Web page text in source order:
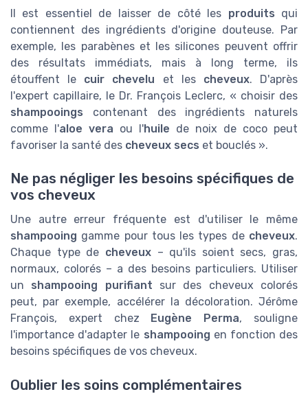
Il est essentiel de laisser de côté les produits qui
contiennent des ingrédients d'origine douteuse. Par
exemple, les parabènes et les silicones peuvent offrir
des résultats immédiats, mais à long terme, ils
étouffent le cuir chevelu et les cheveux. D'après
l'expert capillaire, le Dr. François Leclerc, « choisir des
shampooings contenant des ingrédients naturels
comme l'aloe vera ou l'huile de noix de coco peut
favoriser la santé des cheveux secs et bouclés ».
Ne pas négliger les besoins spécifiques de
vos cheveux
Une autre erreur fréquente est d'utiliser le même
shampooing gamme pour tous les types de cheveux.
Chaque type de cheveux– qu'ils soient secs, gras,
normaux, colorés – a des besoins particuliers. Utiliser
un shampooing purifiant sur des cheveux colorés
peut, par exemple, accélérer la décoloration. Jérôme
François, expert chez
Eugène Perma, souligne
l'importance d'adapter le shampooing en fonction des
besoins spécifiques de vos cheveux.
Oublier les soins complémentaires